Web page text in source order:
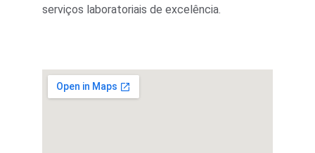
serviços laboratoriais de excelência.